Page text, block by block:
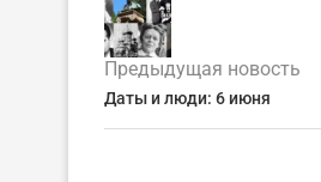
Предыдущая новость
Даты и люди: 6 июня